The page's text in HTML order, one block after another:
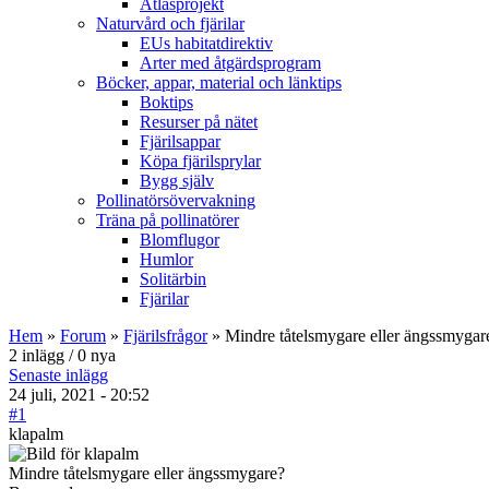
Naturvård och fjärilar
EUs habitatdirektiv
Arter med åtgärdsprogram
Böcker, appar, material och länktips
Boktips
Resurser på nätet
Fjärilsappar
Köpa fjärilsprylar
Bygg själv
Pollinatörsövervakning
Träna på pollinatörer
Blomflugor
Humlor
Solitärbin
Fjärilar
Hem » Forum » Fjärilsfrågor» Mindre tåtelsmygare eller
2 inlägg / 0 nya
Senaste inlägg
24 juli, 2021 - 20:52
#1
klapalm
Mindre tåtelsmygare eller ängssmygare?